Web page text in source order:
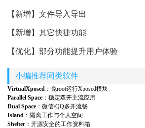
【新增】文件导入导出
【新增】其它快捷功能
【优化】部分功能提升用户体验
小编推荐同类软件
VirtualXposed ：免root运行Xposed模块
Parallel Space ：稳定双开主流应用
Dual Space ：微信/QQ多开流畅
Island ：隔离工作与个人空间
Shelter ：开源安全的工作资料箱